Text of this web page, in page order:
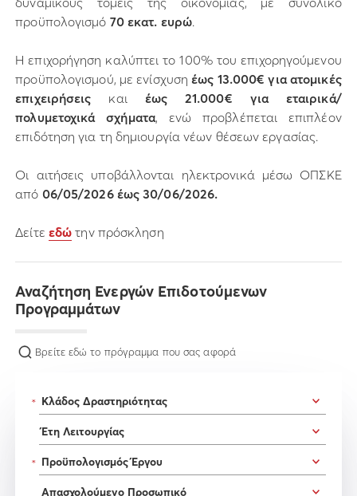
προϋπολογισμό 70 εκατ. ευρώ.
Η επιχορήγηση καλύπτει το 100% του επιχορηγούμενου
προϋπολογισμού, με ενίσχυσηέως 13.000€ για ατομικές
επιχειρήσεις και έως 21.000€ για εταιρικά/
πολυμετοχικά σχήματα, ενώ προβλέπεται επιπλέον
επιδότηση για τη δημιουργία νέων θέσεων εργασίας.
Οι αιτήσεις υποβάλλονται ηλεκτρονικά μέσω ΟΠΣΚΕ
από 06/05/2026 έως 30/06/2026.
Δείτε εδώ την πρόσκληση
Αναζήτηση Ενεργών Επιδοτούμενων
Προγραμμάτων
Βρείτε εδώ το πρόγραμμα που σας αφορά
*
*